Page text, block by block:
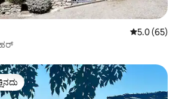
5 ರಲ್ಲಿ 5.0
5.0 (65)